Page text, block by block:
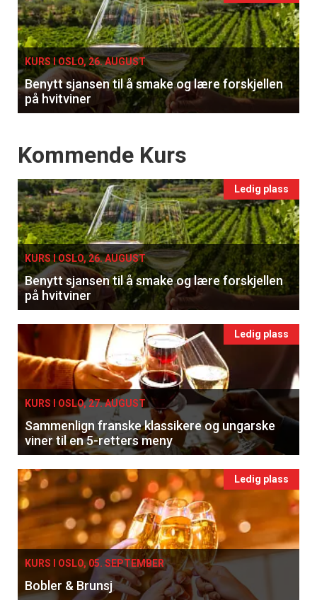
single
KURS I OSLO, 26. AUGUST
Benytt sjansen til å smake og lære forskjellen
på hvitviner
Events
Kommende Kurs
Ledig plass
KURS I OSLO, 26. AUGUST
Benytt sjansen til å smake og lære forskjellen
på hvitviner
Ledig plass
KURS I OSLO, 27. AUGUST
Sammenlign franske klassikere og ungarske
viner til en 5-retters meny
Ledig plass
KURS I OSLO, 05. SEPTEMBER
Bobler & Brunsj